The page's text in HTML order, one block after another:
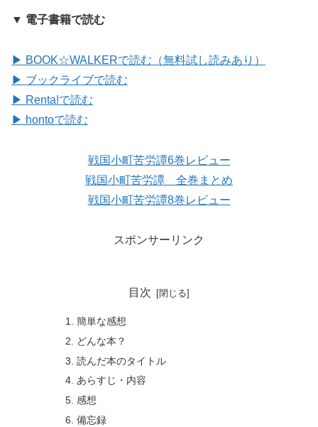
▼ 電子書籍で読む
▶ BOOK☆WALKERで読む（無料試し読みあり）
▶ ブックライブで読む
▶ Renta!で読む
▶ hontoで読む
戦国小町苦労譚6巻レビュー
戦国小町苦労譚 全巻まとめ
戦国小町苦労譚8巻レビュー
スポンサーリンク
目次
簡単な感想
どんな本？
読んだ本のタイトル
あらすじ・内容
感想
備忘録